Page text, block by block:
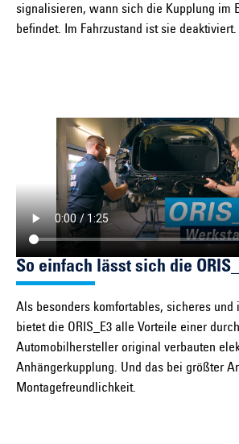
signalisieren, wann sich die Kupplung im
befindet. Im Fahrzustand ist sie deaktiviert.
So einfach lässt sich die
Als besonders komfortables, sicheres und
bietet die ORIS_E3 alle Vorteile einer
Automobilhersteller original verbauten
Anhängerkupplung. Und das bei größter
Montagefreundlichkeit.